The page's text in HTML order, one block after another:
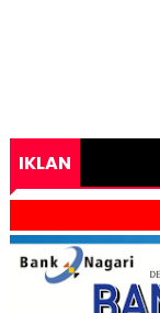
IKLAN